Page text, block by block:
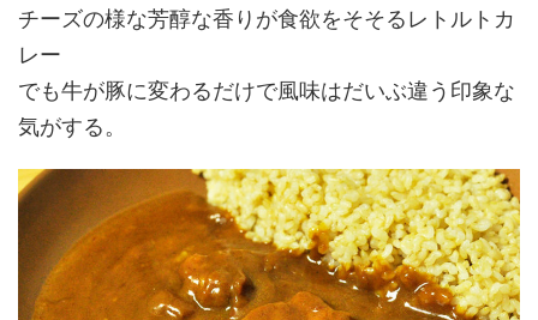
チーズの様な芳醇な香りが食欲をそそるレトルトカ
レー
でも牛が豚に変わるだけで風味はだいぶ違う印象な
気がする。